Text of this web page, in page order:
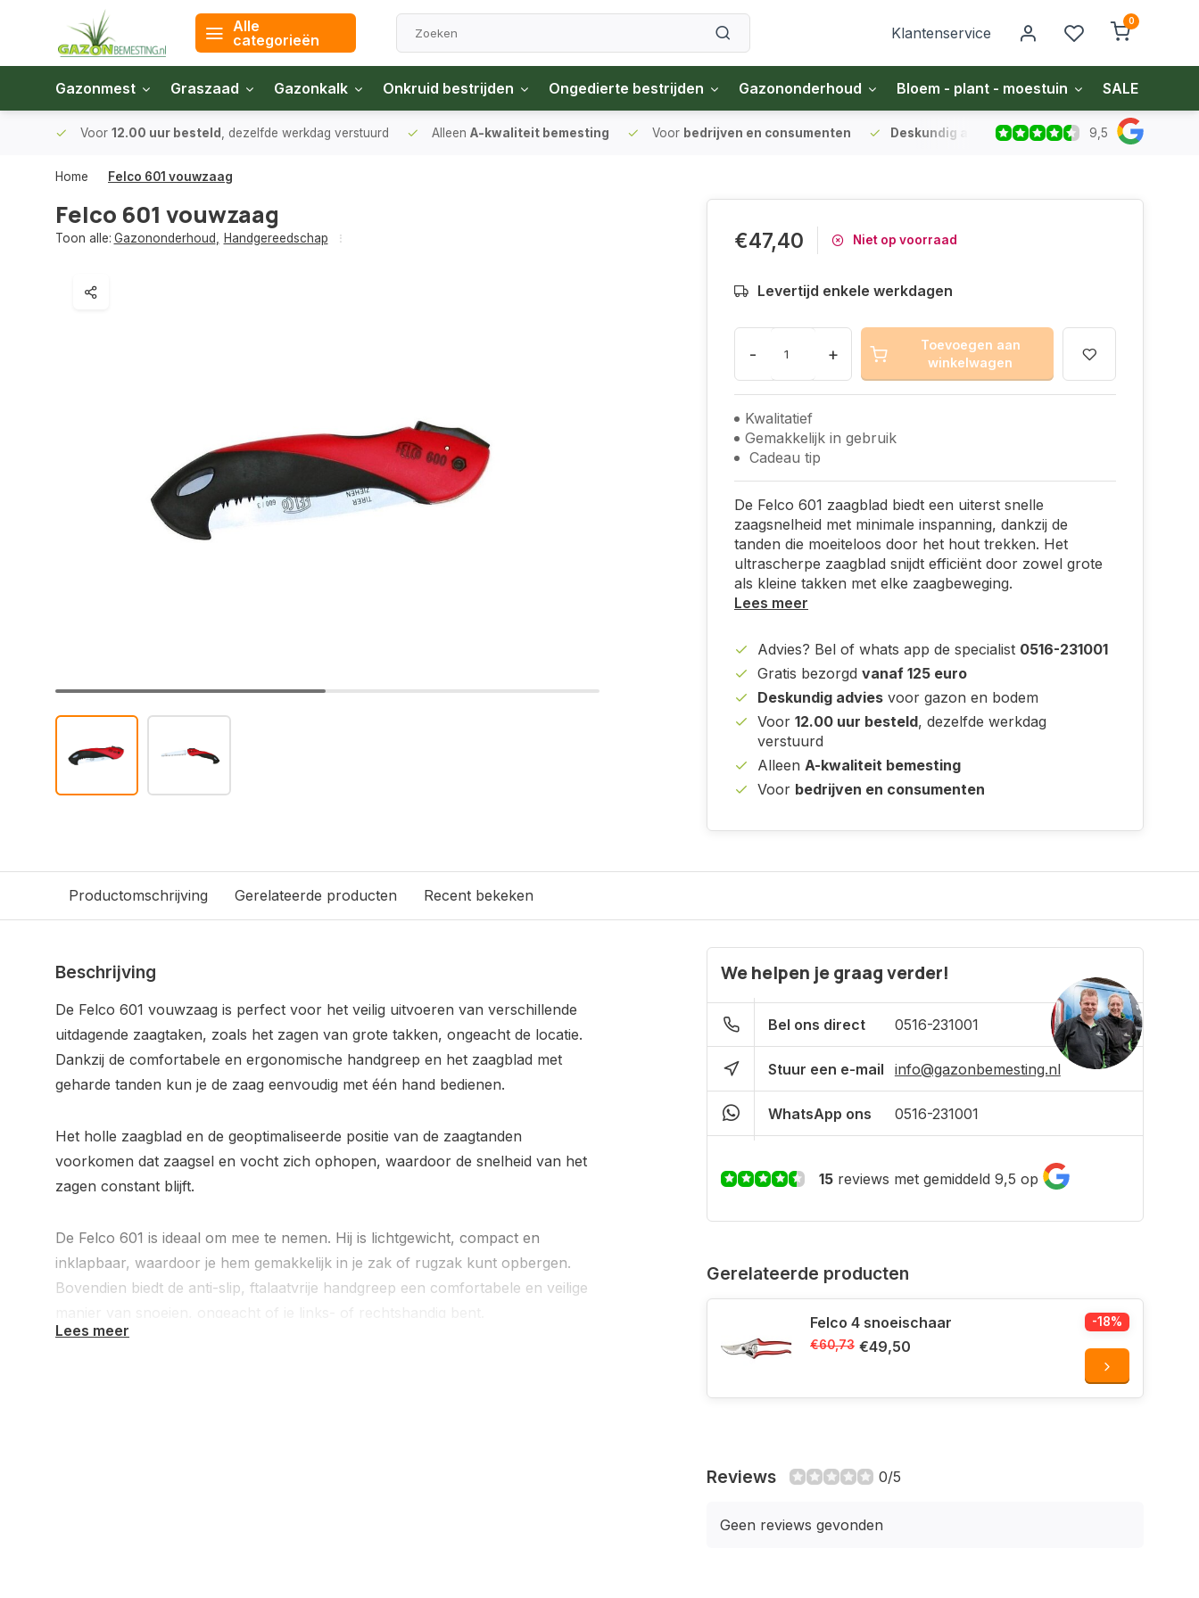
Alle
categorieën
Klantenservice
0
Gazonmest Graszaad Gazonkalk Onkruid bestrijden Ongedierte bestrijden Gazononderhoud Bloem - plant - moestuin SALE
Voor 12.00 uur besteld , dezelfde werkdag verstuurd Alleen A-kwaliteit bemesting Voor bedrijven en consumenten Deskundig adviesvoor gazon en bodem
9,5
Home Felco 601 vouwzaag
Felco 601 vouwzaag
Toon alle: Gazononderhoud Handgereedschap €47,40 Niet op voorraad
Levertijd enkele werkdagen
- +
Toevoegen aan
winkelwagen
Kwalitatief
Gemakkelijk in gebruik
Cadeau tip
De Felco 601 zaagblad biedt een uiterst snelle
zaagsnelheid met minimale inspanning, dankzij de
tanden die moeiteloos door het hout trekken. Het
ultrascherpe zaagblad snijdt efficiënt door zowel grote
als kleine takken met elke zaagbeweging.
Lees meer
Advies? Bel of whats app de specialist 0516-231001
Gratis bezorgd vanaf 125 euro
Deskundig advies voor gazon en bodem
Voor 12.00 uur besteld, dezelfde werkdag
verstuurd
Alleen A-kwaliteit bemesting
Voor bedrijven en consumenten
Productomschrijving Gerelateerde producten Recent bekeken
Beschrijving
De Felco 601 vouwzaag is perfect voor het veilig uitvoeren van verschillende
uitdagende zaagtaken, zoals het zagen van grote takken, ongeacht de locatie.
Dankzij de comfortabele en ergonomische handgreep en het zaagblad met
geharde tanden kun je de zaag eenvoudig met één hand bedienen.
Het holle zaagblad en de geoptimaliseerde positie van de zaagtanden
voorkomen dat zaagsel en vocht zich ophopen, waardoor de snelheid van het
zagen constant blijft.
De Felco 601 is ideaal om mee te nemen. Hij is lichtgewicht, compact en
inklapbaar, waardoor je hem gemakkelijk in je zak of rugzak kunt opbergen.
Bovendien biedt de anti-slip, ftalaatvrije handgreep een comfortabele en veilige
Lees meer
We helpen je graag verder!
Bel ons direct 0516-231001
Stuur een e-mail info@gazonbemesting.nl
WhatsApp ons 0516-231001
15 reviews met gemiddeld 9,5 op
Gerelateerde producten
Felco 4 snoeischaar
€60,73 €49,50
-18%
Reviews 0/5
Geen reviews gevonden